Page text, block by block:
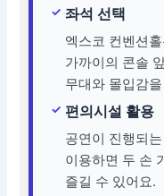
좌석 선택
엑스코 컨벤션
가까이의 콘솔
무대와 몰입감
편의시설 활용
공연이 진행되
이용하면 두 손
즐길 수 있어요.